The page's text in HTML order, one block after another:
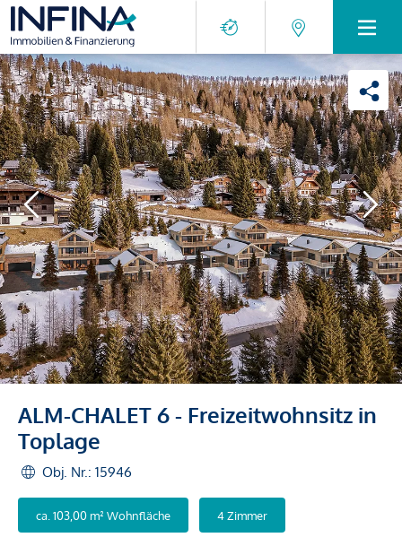
ALM-CHALET 6 - Freizeitwohnsitz in
Toplage
Obj. Nr.: 15946
ca. 103,00 m² Wohnfläche 4 Zimmer